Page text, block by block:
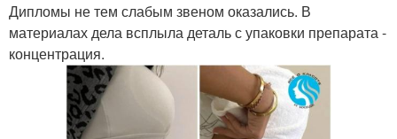
Дипломы не тем слабым звеном оказались. В
материалах дела всплыла деталь с упаковки препарата -
концентрация.